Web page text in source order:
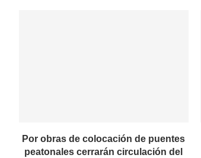
Por obras de colocación de puentes
peatonales cerrarán circulación del